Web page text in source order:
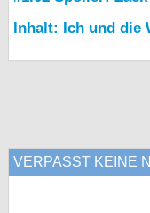
Inhalt: Ich und die
VERPASST KEINE